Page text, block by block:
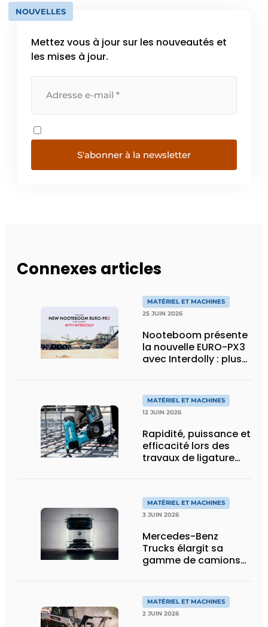
NOUVELLES
Mettez vous à jour sur les nouveautés et
les mises à jour.
S'abonner à la newsletter
Connexes articles
MATÉRIEL ET MACHINES
25 JUIN 2026
Nooteboom présente
la nouvelle EURO-PX3
avec Interdolly : plus
transport spécial
MATÉRIEL ET MACHINES
12 JUIN 2026
Rapidité, puissance et
efficacité lors des
travaux de ligature
MATÉRIEL ET MACHINES
3 JUIN 2026
Mercedes-Benz
Trucks élargit sa
gamme de camions
eActros Lowliner
MATÉRIEL ET MACHINES
2 JUIN 2026